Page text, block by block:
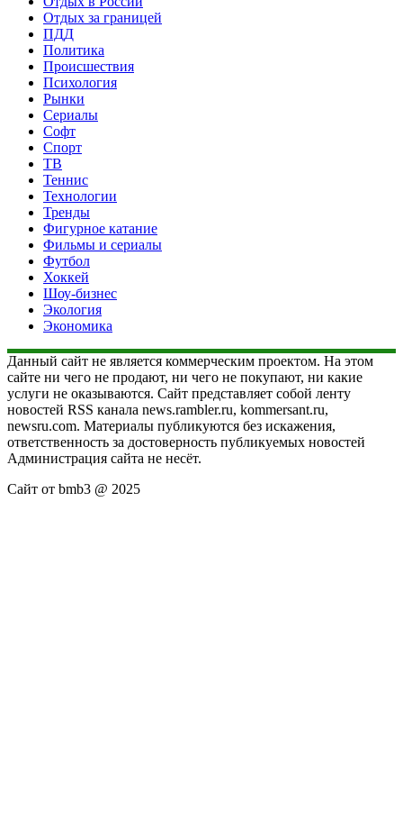
Отдых за границей
ПДД
Политика
Происшествия
Психология
Рынки
Сериалы
Софт
Спорт
ТВ
Теннис
Технологии
Тренды
Фигурное катание
Фильмы и сериалы
Футбол
Хоккей
Шоу-бизнес
Экология
Экономика
Данный сайт не является коммерческим проектом. На этом
сайте ни чего не продают, ни чего не покупают, ни какие
услуги не оказываются. Сайт представляет собой ленту
новостей RSS канала news.rambler.ru, kommersant.ru,
newsru.com. Материалы публикуются без искажения,
ответственность за достоверность публикуемых новостей
Администрация сайта не несёт.
Сайт от bmb3 @ 2025